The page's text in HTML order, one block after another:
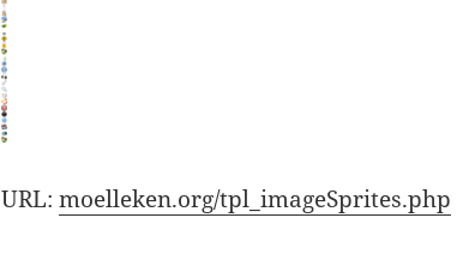
URL:moelleken.org/tpl_imageSprites.php